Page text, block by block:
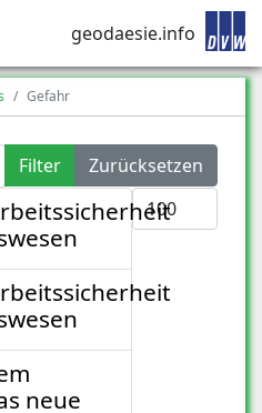
geodaesie.info
Gefahr
Filter
Zurücksetzen
Anzeige #
neue